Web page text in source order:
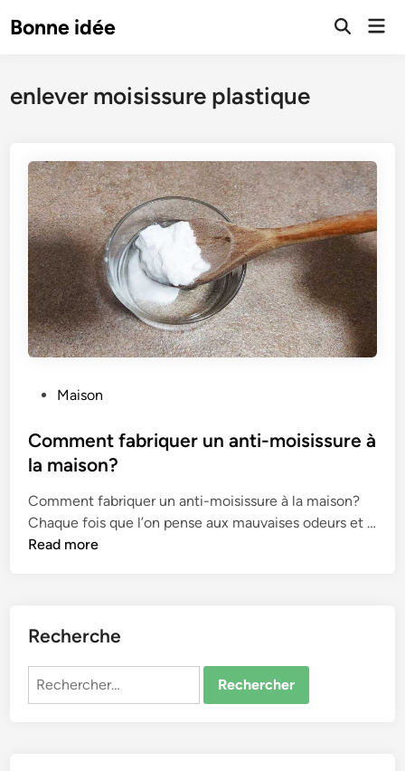
toBonne idée
Open
enlever moisissure plastique
s
t
d
i
n
Maison
Comment fabriquer un anti-moisissure à
la maison?
Comment fabriquer un anti-moisissure à la maison?
Chaque fois que l’on pense aux mauvaises odeurs et …
C
e
Read more
Recherche
Rechercher :